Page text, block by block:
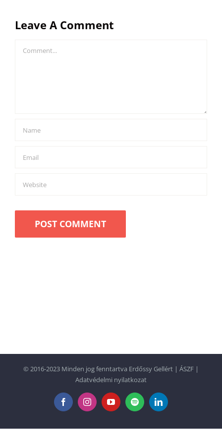
Leave A Comment
Comment
© 2016-2023 Minden jog fenntartva Erdőssy Gellért | ÁSZF |
Adatvédelmi nyilatkozat
FacebookInstagramYouTubeSpotifyLinkedIn